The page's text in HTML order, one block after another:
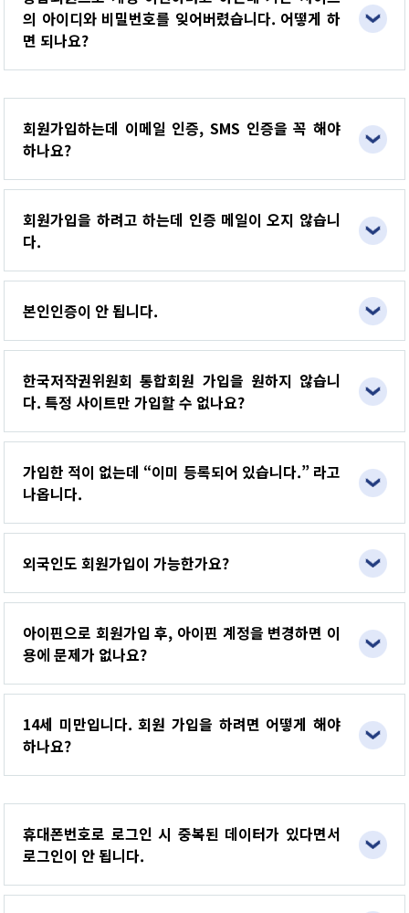
의 아이디와 비밀번호를 잊어버렸습니다. 어떻게 하
면 되나요?
회원가입하는데 이메일 인증, SMS 인증을 꼭 해야
하나요?
회원가입을 하려고 하는데 인증 메일이 오지 않습니
다.
본인인증이 안 됩니다.
한국저작권위원회 통합회원 가입을 원하지 않습니
다. 특정 사이트만 가입할 수 없나요?
가입한 적이 없는데 “이미 등록되어 있습니다.” 라고
나옵니다.
외국인도 회원가입이 가능한가요?
아이핀으로 회원가입 후, 아이핀 계정을 변경하면 이
용에 문제가 없나요?
14세 미만입니다. 회원 가입을 하려면 어떻게 해야
하나요?
휴대폰번호로 로그인 시 중복된 데이터가 있다면서
로그인이 안 됩니다.